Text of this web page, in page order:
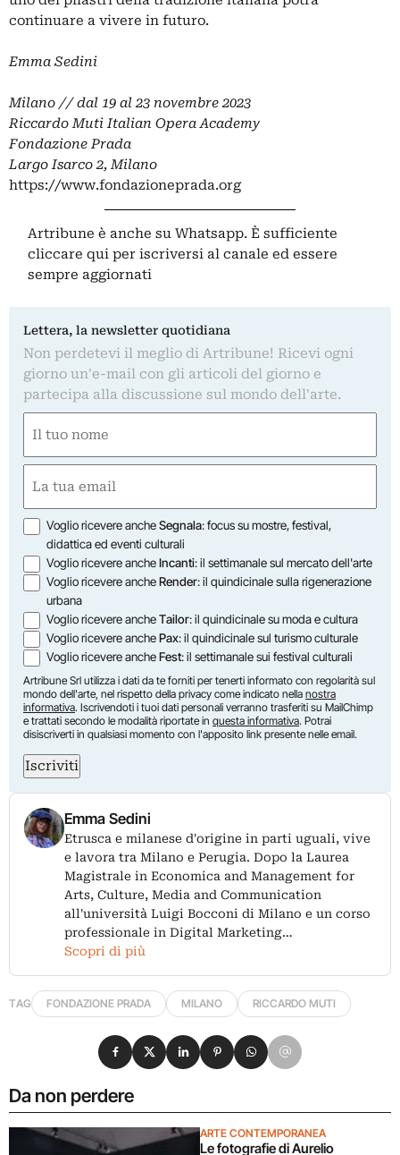
continuare a vivere in futuro.
Emma Sedini
Milano // dal 19 al 23 novembre 2023
Riccardo Muti Italian Opera Academy
Fondazione Prada
Largo Isarco 2, Milano
https://www.fondazioneprada.org
Artribune è anche su Whatsapp. È sufficiente
cliccare qui per iscriversi al canale ed essere
sempre aggiornati
Lettera, la newsletter quotidiana
Non perdetevi il meglio di Artribune! Ricevi ogni
giorno un'e-mail con gli articoli del giorno e
partecipa alla discussione sul mondo dell'arte.
(Required)
First
(Required)
Opzioni
Voglio ricevere ancheSegnala: focus su mostre, festival,
didattica ed eventi culturali
Voglio ricevere ancheIncanti: il settimanale sul mercato dell'arte
Voglio ricevere ancheRender: il quindicinale sulla rigenerazione
urbana
Voglio ricevere ancheTailor: il quindicinale su moda e cultura
Voglio ricevere anchePax: il quindicinale sul turismo culturale
Voglio ricevere ancheFest: il settimanale sui festival culturali
Artribune Srl utilizza i dati da te forniti per tenerti informato con regolarità sul
mondo dell'arte, nel rispetto della privacy come indicato nella nostra
informativa. Iscrivendoti i tuoi dati personali verranno trasferiti su MailChimp
e trattati secondo le modalità riportate in questa informativa. Potrai
disiscriverti in qualsiasi momento con l'apposito link presente nelle email.
Iscriviti
Emma Sedini
Etrusca e milanese d'origine in parti uguali, vive
e lavora tra Milano e Perugia. Dopo la Laurea
Magistrale in Economica and Management for
Arts, Culture, Media and Communication
all'università Luigi Bocconi di Milano e un corso
professionale in Digital Marketing…
Scopri di più
TAG FONDAZIONE PRADA MILANO RICCARDO MUTI
Da non perdere
ARTE CONTEMPORANEA
Le fotografie di Aurelio
Condividi su Facebook
Condividi su X
Condividi su LinkedIn
Condividi su Pinterest
Condividi su WhatsApp
Condividi su Email